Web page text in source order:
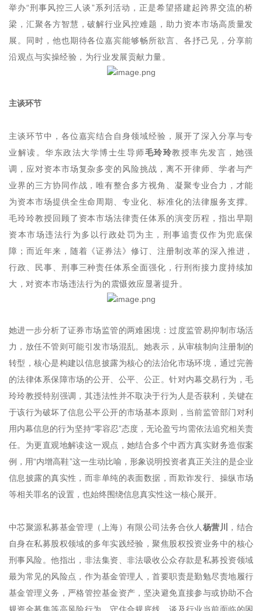
举办“刑事风控三人谈”系列活动，正是希望搭建起跨界交流的桥
梁，汇聚各方智慧，破解行业风控难题，助力资本市场高质量发
展。同时，他也期待各位嘉宾能够畅所欲言、各抒己见，分享前
沿观点与实操经验，为行业发展贡献力量。
主谈环节
主谈环节中，各位嘉宾结合自身领域经验，展开了深入分享与专
业解读。华东政法大学博士生导师毛玲玲教授率先发言，她强
调，应对资本市场复杂多变的风险挑战，离不开律师、学者与产
业界的三方协同作战，唯有整合多方视角、凝聚专业合力，才能
为资本市场提供全生命周期、专业化、标准化的法律服务支撑。
毛玲玲教授回顾了资本市场法律责任体系的演变历程，指出早期
资本市场违法行为多以行政处罚为主，刑事追责仅作为兜底保
障；而近年来，随着《证券法》修订、注册制改革的深入推进，
行政、民事、刑事三种责任体系全面强化，行刑衔接力度持续加
大，对资本市场违法行为的震慑效应显著提升。
她进一步分析了证券市场监管的两难困境：过度监管易抑制市场活
力，放任不管则可能引发市场混乱。她表示，从审核制向注册制的
转型，核心是构建以信息披露为核心的法治化市场环境，通过完善
的法律体系保障市场的公开、公平、公正。针对内幕交易行为，毛
玲玲教授特别强调，其违法性并不取决于行为人是否获利，关键在
于该行为破坏了信息公平公开的市场基本原则，当前监管部门对利
用内幕信息的行为坚持“零容忍”态度，无论盈亏均需依法追究相关责
任。为更直观地解读这一观点，她结合多个中西方真实财务造假案
例，用“内增高鞋”这一生动比喻，形象说明投资者真正关注的是企业
信息披露的真实性，而非单纯的表面数据，而欺诈发行、操纵市场
等相关罪名的设置，也始终围绕信息真实性这一核心展开。
中芯聚源私募基金管理（上海）有限公司法务合伙人 杨营川
，结合
自身在私募股权领域的多年实践经验，聚焦股权投资业务中的核心
刑事风险。他指出，非法集资、非法吸收公众存款是私募投资领域
最为常见的风险点，作为基金管理人，首要职责是勤勉尽责地履行
基金管理义务，严格管控基金资产，坚决避免直接参与或协助不合